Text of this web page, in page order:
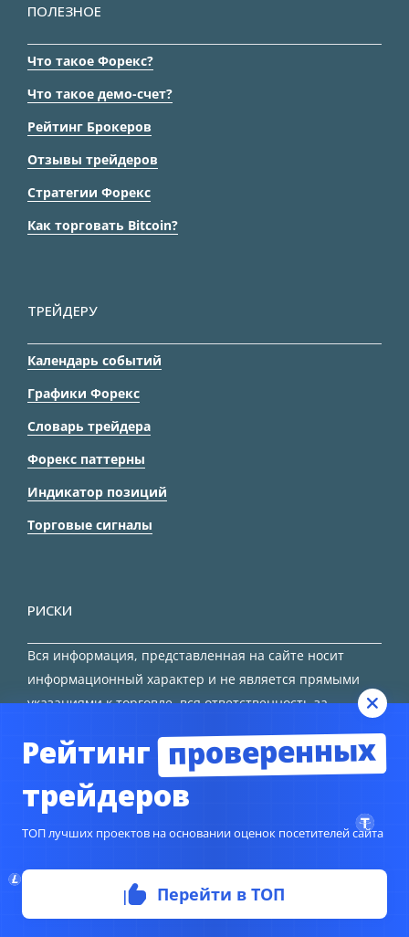
ПОЛЕЗНОЕ
Что такое Форекс?
Что такое демо-счет?
Рейтинг Брокеров
Отзывы трейдеров
Стратегии Форекс
Как торговать Bitcoin?
ТРЕЙДЕРУ
Календарь событий
Графики Форекс
Словарь трейдера
Форекс паттерны
Индикатор позиций
Торговые сигналы
РИСКИ
Вся информация, представленная на сайте носит
информационный характер и не является прямыми
указаниями к торговле, вся ответственность за
© Copyright 2024TORFOREX.COM
Рейтинг проверенных
трейдеров
ТОП лучших проектов на основании оценок посетителей сайта
Перейти в ТОП